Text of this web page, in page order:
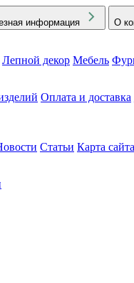
информация О
Лепной декор Мебель
Оплата и доставка
Статьи Карта сайта